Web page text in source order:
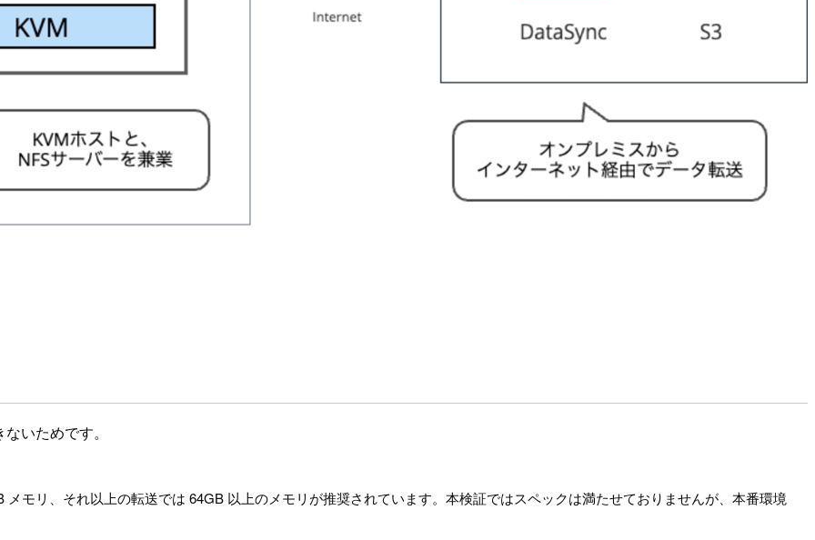
いためです。
モリ、それ以上の転送では 64GB 以上のメモリが推奨されています。本検証ではスペックは満たせておりませんが、本番環境